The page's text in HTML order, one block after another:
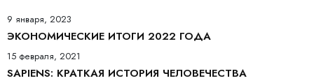
9 января, 2023
ЭКОНОМИЧЕСКИЕ ИТОГИ 2022 ГОДА
15 февраля, 2021
SAPIENS: КРАТКАЯ ИСТОРИЯ ЧЕЛОВЕЧЕСТВА